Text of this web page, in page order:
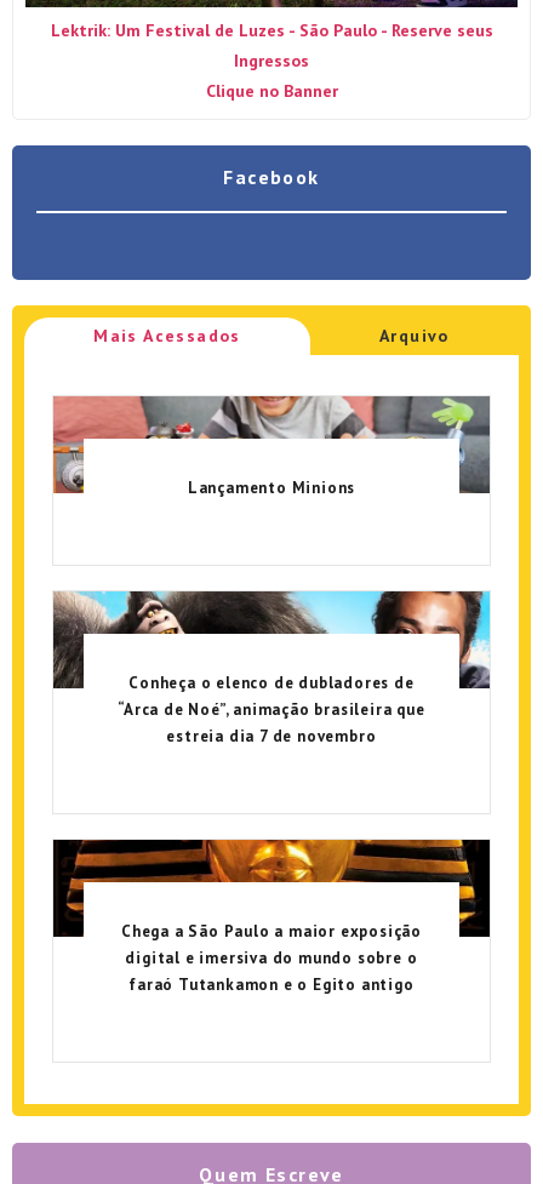
Lektrik: Um Festival de Luzes - São Paulo - Reserve seus
Ingressos
Clique no Banner
Facebook
Mais Acessados Arquivo
Lançamento Minions
Conheça o elenco de dubladores de
“Arca de Noé”, animação brasileira que
estreia dia 7 de novembro
Chega a São Paulo a maior exposição
digital e imersiva do mundo sobre o
faraó Tutankamon e o Egito antigo
Quem Escreve